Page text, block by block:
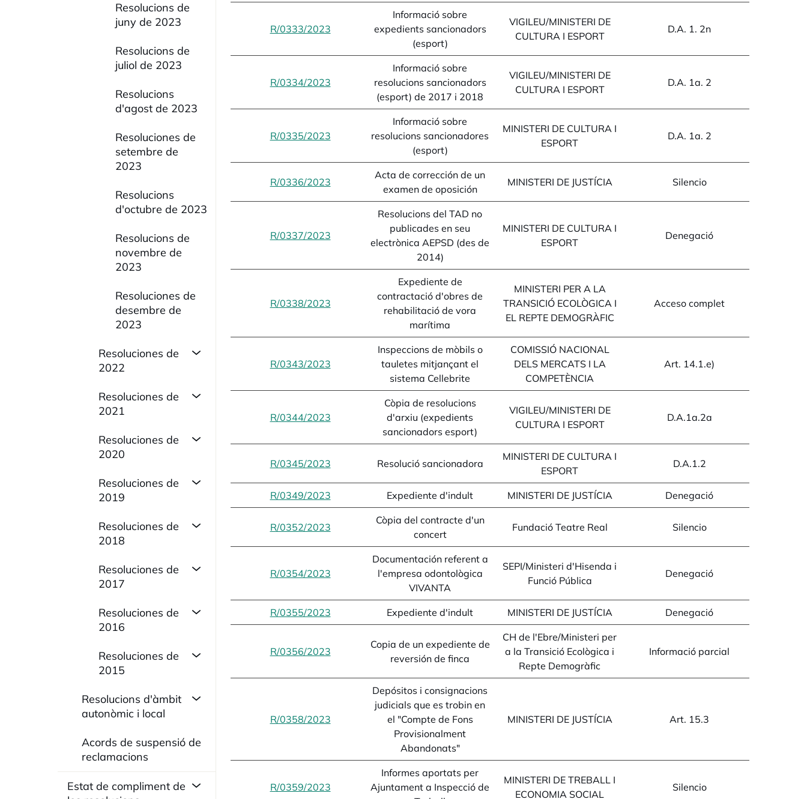
Resolucions de
juny de 2023
Resolucions de
juliol de 2023
Resolucions
d'agost de 2023
Resoluciones de
setembre de
2023
Resolucions
d'octubre de 2023
Resolucions de
novembre de
2023
Resoluciones de
desembre de
2023
Resoluciones de
2022
Resoluciones de
2021
Resoluciones de
2020
Resoluciones de
2019
Resoluciones de
2018
Resoluciones de
2017
Resoluciones de
2016
Resoluciones de
2015
Resolucions d'àmbit
autonòmic i local
Acords de suspensió de
reclamacions
Estat de compliment de
R/0333/2023 opens in a new tab
Informació sobre
expedients sancionadors
(esport)
VIGILEU/MINISTERI DE
CULTURA I ESPORT
D.A. 1. 2n
R/0334/2023 opens in a new tab
Informació sobre
resolucions sancionadors
(esport) de 2017 i 2018
VIGILEU/MINISTERI DE
CULTURA I ESPORT
D.A. 1a. 2
R/0335/2023 opens in a new tab
Informació sobre
resolucions sancionadores
(esport)
MINISTERI DE CULTURA I
ESPORT
D.A. 1a. 2
R/0336/2023 opens in a new tab
Acta de corrección de un
examen de oposición
MINISTERI DE JUSTÍCIA Silencio
R/0337/2023 opens in a new tab
Resolucions del TAD no
publicades en seu
electrònica AEPSD (des de
2014)
MINISTERI DE CULTURA I
ESPORT
Denegació
R/0338/2023 opens in a new tab
Expediente de
contractació d'obres de
rehabilitació de vora
marítima
MINISTERI PER A LA
TRANSICIÓ ECOLÒGICA I
EL REPTE DEMOGRÀFIC
Acceso complet
R/0343/2023 opens in a new tab
Inspeccions de mòbils o
tauletes mitjançant el
sistema Cellebrite
COMISSIÓ NACIONAL
DELS MERCATS I LA
COMPETÈNCIA
Art. 14.1.e)
R/0344/2023 opens in a new tab
Còpia de resolucions
d'arxiu (expedients
sancionadors esport)
VIGILEU/MINISTERI DE
CULTURA I ESPORT
D.A.1a.2a
R/0345/2023 opens in a new tabResolució sancionadora
MINISTERI DE CULTURA I
ESPORT
D.A.1.2
R/0349/2023 opens in a new tabExpediente d'indult MINISTERI DE JUSTÍCIA Denegació
R/0352/2023 opens in a new tab
Còpia del contracte d'un
concert
Fundació Teatre Real Silencio
R/0354/2023 opens in a new tab
Documentación referent a
l'empresa odontològica
VIVANTA
SEPI/Ministeri d'Hisenda i
Funció Pública
Denegació
R/0355/2023 opens in a new tabExpediente d'indult MINISTERI DE JUSTÍCIA Denegació
R/0356/2023 opens in a new tab
Copia de un expediente de
reversión de finca
CH de l'Ebre/Ministeri per
a la Transició Ecològica i
Repte Demogràfic
Informació parcial
R/0358/2023 opens in a new tab
Depósitos i consignacions
judicials que es trobin en
el "Compte de Fons
Provisionalment
Abandonats"
MINISTERI DE JUSTÍCIA Art. 15.3
R/0359/2023 opens in a new tab
Informes aportats per
Ajuntament a Inspecció de
MINISTERI DE TREBALL I
ECONOMIA SOCIAL
Silencio